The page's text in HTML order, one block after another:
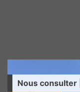
Nous consulter